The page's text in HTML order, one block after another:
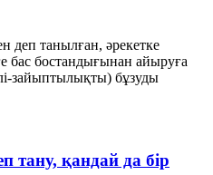
деп танылған, әрекетке
бас бостандығынан айыруға
зайыптылықты) бұзуды
тану, қандай да бір